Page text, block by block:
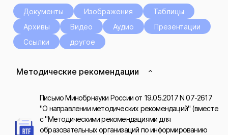
Документы Изображения
Таблицы
Архивы
Видео Аудио
Презентации
Ссылки
другое
Методические рекомендации
Письмо Минобрнауки России от 19.05.2017 N 07-2617
"О направлении методических рекомендаций" (вместе
с "Методическими рекомендациями для
образовательных организаций по информированию